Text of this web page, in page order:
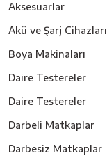
Aksesuarlar
Akü ve Şarj Cihazları
Boya Makinaları
Daire Testereler
Daire Testereler
Darbeli Matkaplar
Darbesiz Matkaplar